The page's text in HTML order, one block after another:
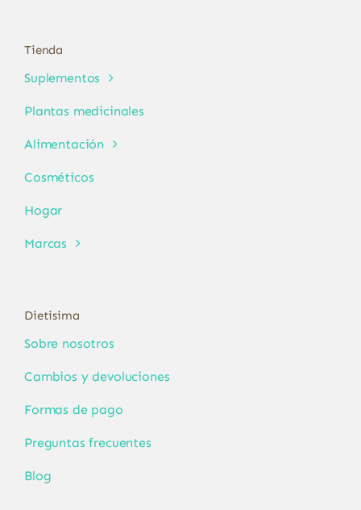
Tienda
Suplementos
Plantas medicinales
Alimentación
Cosméticos
Hogar
Marcas
Dietisima
Sobre nosotros
Cambios y devoluciones
Formas de pago
Preguntas frecuentes
Blog